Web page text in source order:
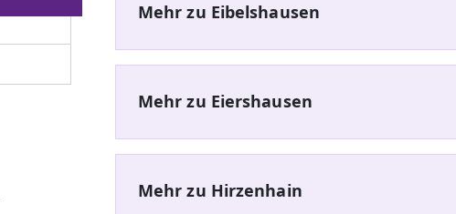
Mehr zu Eibelshausen
Mehr zu Eiershausen
Mehr zu Hirzenhain